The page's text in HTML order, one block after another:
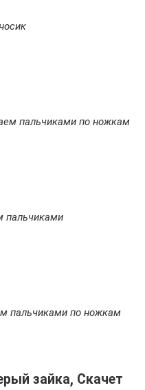
пальчиками по ножкам
пальчиками
пальчиками по ножкам
зайка, Скачет